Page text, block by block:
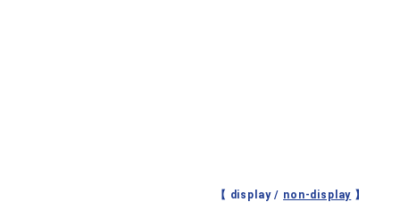
【 display / non-display 】